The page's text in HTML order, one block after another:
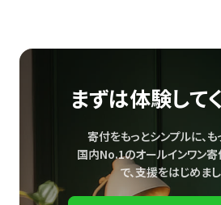
まずは体験して
寄付をもっとシンプルに、も
国内No.1のオールインワン
で、支援をはじめまし